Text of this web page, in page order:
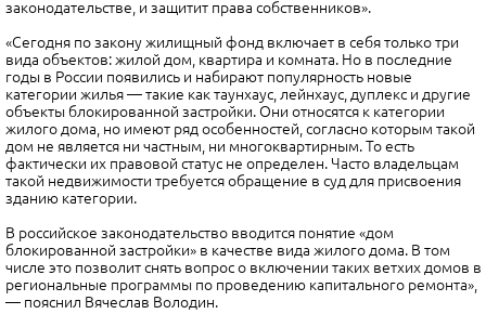
законодательстве, и защитит права собственников».
«Сегодня по закону жилищный фонд включает в себя только три
вида объектов: жилой дом, квартира и комната. Но в последние
годы в России появились и набирают популярность новые
категории жилья — такие как таунхаус, лейнхаус, дуплекс и другие
объекты блокированной застройки. Они относятся к категории
жилого дома, но имеют ряд особенностей, согласно которым такой
дом не является ни частным, ни многоквартирным. То есть
фактически их правовой статус не определен. Часто владельцам
такой недвижимости требуется обращение в суд для присвоения
зданию категории.
В российское законодательство вводится понятие «дом
блокированной застройки» в качестве вида жилого дома. В том
числе это позволит снять вопрос о включении таких ветхих домов в
региональные программы по проведению капитального ремонта»,
— пояснил Вячеслав Володин.